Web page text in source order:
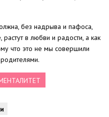
без надрыва и пафоса,
в любви и радости, а как
что это не мы совершили